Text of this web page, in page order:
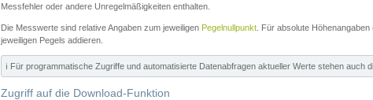
Messfehler oder andere Unregelmäßigkeiten enthalten.
Die Messwerte sind relative Angaben zum jeweiligen Pegelnullpunkt . Für absolute
jeweiligen Pegels addieren.
ℹ️ Für programmatische Zugriffe und automatisierte Datenabfragen aktueller Werte stehen auch
Zugriff auf die Download-Funktion